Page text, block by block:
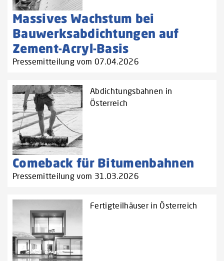
Massives Wachstum bei
Bauwerksabdichtungen auf
Zement-Acryl-Basis
Pressemitteilung vom 07.04.2026
Abdichtungsbahnen in
Österreich
Comeback für Bitumenbahnen
Pressemitteilung vom 31.03.2026
Fertigteilhäuser in Österreich